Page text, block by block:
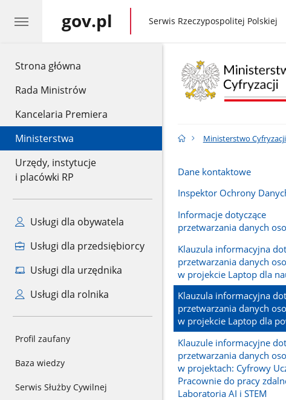
Strona główna
Rada Ministrów
Kancelaria Premiera
Ministerstwa
Urzędy, instytucje
i placówki RP
Usługi dla obywatela
Usługi dla przedsiębiorcy
Usługi dla urzędnika
Usługi dla rolnika
Profil zaufany
Baza wiedzy
Serwis Służby Cywilnej
gov.pl gov.pl
Serwis Rzeczypospolitej Polskiej
Ministerstwo Cyfryzacji
Dane kontaktowe
Inspektor Ochrony
Informacje dotyczące
przetwarzania danych
Klauzula informacyjna
przetwarzania danych
w projekcie Laptop dla
Klauzula informacyjna
przetwarzania danych
w projekcie Laptop dla
Klauzule informacyjne
przetwarzania danych
w projektach: Cyfrowy
Pracownie do pracy
Laboratoria AI i STEM